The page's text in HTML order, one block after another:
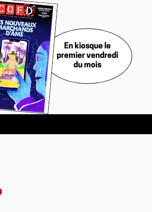
En kiosque le
premier vendredi
du mois